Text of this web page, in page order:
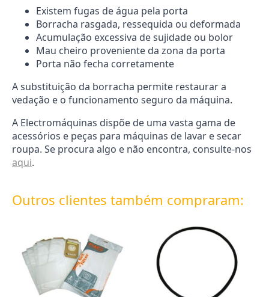
Existem fugas de água pela porta
Borracha rasgada, ressequida ou deformada
Acumulação excessiva de sujidade ou bolor
Mau cheiro proveniente da zona da porta
Porta não fecha corretamente
A substituição da borracha permite restaurar a
vedação e o funcionamento seguro da máquina.
A Electromáquinas dispõe de uma vasta gama de
acessórios e peças para máquinas de lavar e secar
roupa. Se procura algo e não encontra, consulte-nos
aqui.
Outros clientes também compraram: